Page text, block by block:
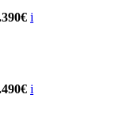
i
i